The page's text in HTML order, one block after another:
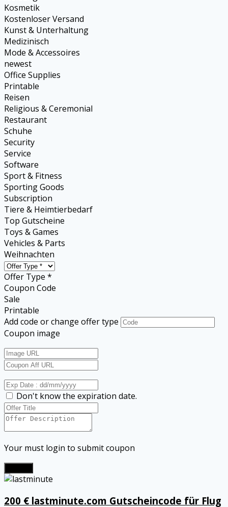
Kosmetik
Kostenloser Versand
Kunst & Unterhaltung
Medizinisch
Mode & Accessoires
newest
Office Supplies
Printable
Reisen
Religious & Ceremonial
Restaurant
Schuhe
Security
Service
Software
Sport & Fitness
Sporting Goods
Subscription
Tiere & Heimtierbedarf
Top Gutscheine
Toys & Games
Vehicles & Parts
Weihnachten
Offer Type *
Coupon Code
Sale
Printable
Add code or change offer type
Coupon image
Don't know the expiration date.
Your must login to submit coupon
200 € lastminute.com Gutscheincode für Flug